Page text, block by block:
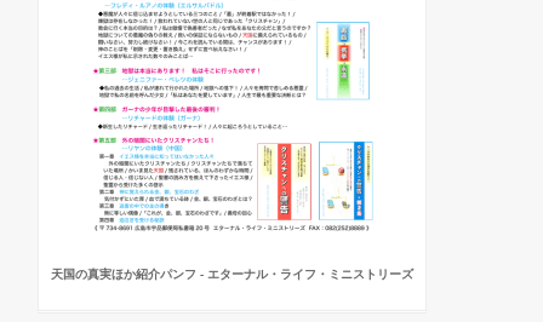
天国の真実ほか紹介パンフ - エターナル・ライフ・ミニストリーズ